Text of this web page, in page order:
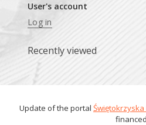
User's account
Log in
Recently viewed
Update of the portal
financed